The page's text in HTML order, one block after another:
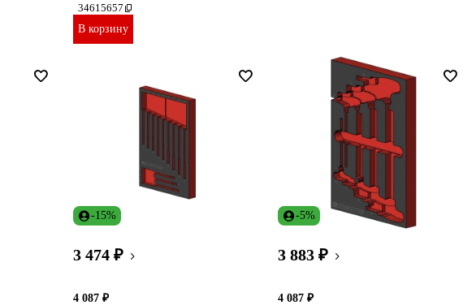
34615657
В корзину
-15%
3 474 ₽
4 087 ₽
-5%
3 883 ₽
4 087 ₽